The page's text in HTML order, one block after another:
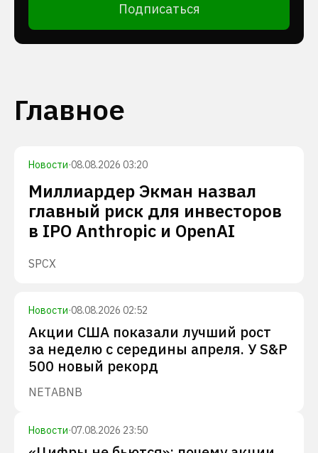
Подписаться
Главное
Новости·08.08.2026 03:20
Миллиардер Экман назвал
главный риск для инвесторов
в IPO Anthropic и OpenAI
SPCX
Новости·08.08.2026 02:52
Акции США показали лучший рост
за неделю с середины апреля. У S&P
500 новый рекорд
NETABNB
Новости·07.08.2026 23:50